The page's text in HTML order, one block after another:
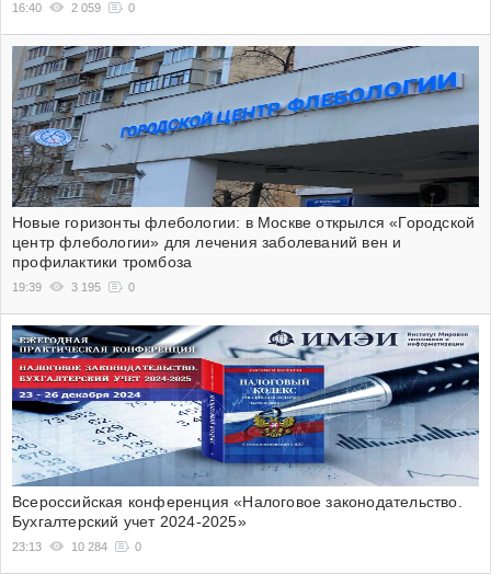
16:40 2 059 0
Новые горизонты флебологии: в Москве открылся «Городской
центр флебологии» для лечения заболеваний вен и
профилактики тромбоза
19:39 3 195 0
Всероссийская конференция «Налоговое законодательство.
Бухгалтерский учет 2024-2025»
23:13 10 284 0